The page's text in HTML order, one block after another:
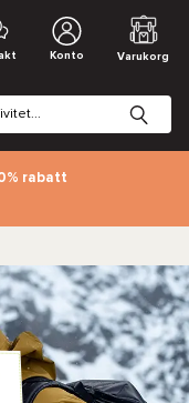
Konto Varukorg
rabatt